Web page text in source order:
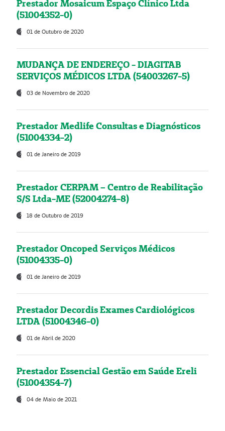
Prestador Mosaicum Espaço Clínico Ltda
(51004352-0)
01 de Outubro de 2020
MUDANÇA DE ENDEREÇO - DIAGITAB
SERVIÇOS MÉDICOS LTDA (54003267-5)
03 de Novembro de 2020
Prestador Medlife Consultas e Diagnósticos
(51004334-2)
01 de Janeiro de 2019
Prestador CERPAM – Centro de Reabilitação
S/S Ltda-ME (52004274-8)
18 de Outubro de 2019
Prestador Oncoped Serviços Médicos
(51004335-0)
01 de Janeiro de 2019
Prestador Decordis Exames Cardiológicos
LTDA (51004346-0)
01 de Abril de 2020
Prestador Essencial Gestão em Saúde Ereli
(51004354-7)
04 de Maio de 2021